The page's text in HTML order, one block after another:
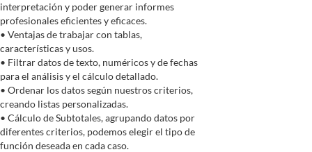
interpretación y poder generar informes
profesionales eficientes y eficaces.
• Ventajas de trabajar con tablas,
características y usos.
• Filtrar datos de texto, numéricos y de fechas
para el análisis y el cálculo detallado.
• Ordenar los datos según nuestros criterios,
creando listas personalizadas.
• Cálculo de Subtotales, agrupando datos por
diferentes criterios, podemos elegir el tipo de
función deseada en cada caso.